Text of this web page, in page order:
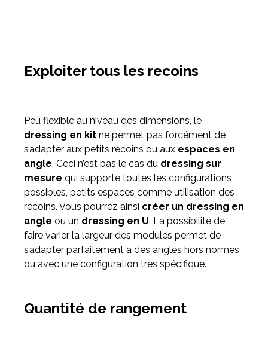
Exploiter tous les recoins
Peu flexible au niveau des dimensions, le
dressing en kit ne permet pas forcément de
s’adapter aux petits recoins ou aux espaces en
angle. Ceci n’est pas le cas du dressing sur
mesure qui supporte toutes les configurations
possibles, petits espaces comme utilisation des
recoins. Vous pourrez ainsi créer un dressing en
angle ou un dressing en U. La possibilité de
faire varier la largeur des modules permet de
s’adapter parfaitement à des angles hors normes
ou avec une configuration très spécifique.
Quantité de rangement